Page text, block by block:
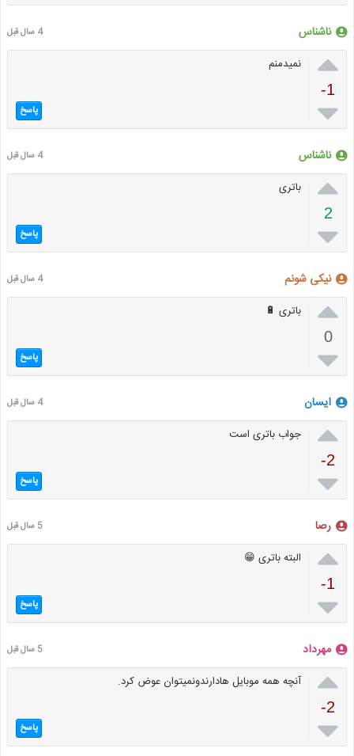
ناشناس 4 سال قبل

-1

نمیدمنم
پاسخ
ناشناس 4 سال قبل

2

باتری
پاسخ
نیکی شونم 4 سال قبل

0

باتری 🔋
پاسخ
ایسان 4 سال قبل

-2

جواب باتری است
پاسخ
رصا 5 سال قبل

-1

البته باتری 😁
پاسخ
مهرداد 5 سال قبل

-2

آنچه همه موبایل هادارندونمیتوان عوض کرد.
پاسخ